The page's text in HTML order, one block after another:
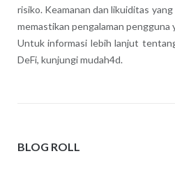
risiko. Keamanan dan likuiditas
memastikan pengalaman pengguna
Untuk informasi lebih lanjut
DeFi, kunjungi mudah4d.
BLOG ROLL